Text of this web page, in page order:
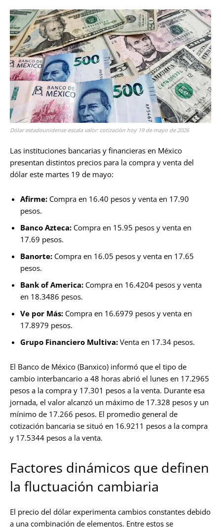
Dólar estadounidense escala valor: cotización hoy 19 de mayo de 2026
Las instituciones bancarias y financieras en México
presentan distintos precios para la compra y venta del
dólar este martes 19 de mayo:
Afirme: Compra en 16.40 pesos y venta en 17.90
pesos.
Banco Azteca: Compra en 15.95 pesos y venta en
17.69 pesos.
Banorte: Compra en 16.05 pesos y venta en 17.65
pesos.
Bank of America: Compra en 16.4204 pesos y venta
en 18.3486 pesos.
Ve por Más: Compra en 16.6979 pesos y venta en
17.8979 pesos.
Grupo Financiero Multiva: Venta en 17.34 pesos.
El Banco de México (Banxico) informó que el tipo de
cambio interbancario a 48 horas abrió el lunes en 17.2965
pesos a la compra y 17.301 pesos a la venta. Durante esa
jornada, el valor alcanzó un máximo de 17.328 pesos y un
mínimo de 17.266 pesos. El promedio general de
cotización bancaria se situó en 16.9211 pesos a la compra
y 17.5344 pesos a la venta.
Factores dinámicos que definen
la fluctuación cambiaria
El precio del dólar experimenta cambios constantes debido
a una combinación de elementos. Entre estos se